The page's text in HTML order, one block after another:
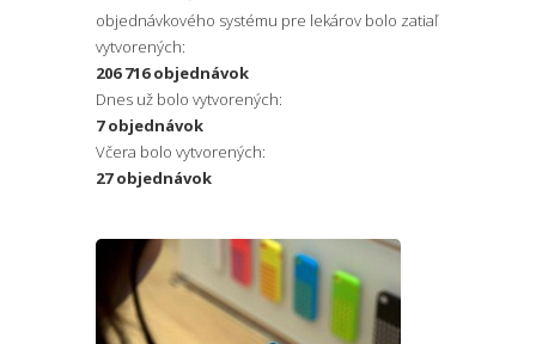
objednávkového systému pre lekárov bolo zatiaľ
vytvorených:
206 716 objednávok
Dnes už bolo vytvorených:
7 objednávok
Včera bolo vytvorených:
27 objednávok